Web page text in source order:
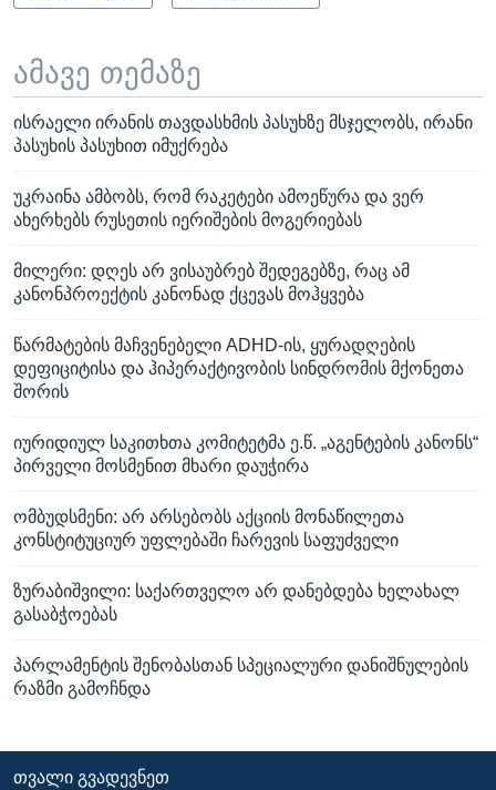
ამავე თემაზე
ისრაელი ირანის თავდასხმის პასუხზე მსჯელობს, ირანი
პასუხის პასუხით იმუქრება
უკრაინა ამბობს, რომ რაკეტები ამოეწურა და ვერ
ახერხებს რუსეთის იერიშების მოგერიებას
მილერი: დღეს არ ვისაუბრებ შედეგებზე, რაც ამ
კანონპროექტის კანონად ქცევას მოჰყვება
წარმატების მაჩვენებელი ADHD-ის, ყურადღების
დეფიციტისა და ჰიპერაქტივობის სინდრომის მქონეთა
შორის
იურიდიულ საკითხთა კომიტეტმა ე.წ. „აგენტების კანონს“
პირველი მოსმენით მხარი დაუჭირა
ომბუდსმენი: არ არსებობს აქციის მონაწილეთა
კონსტიტუციურ უფლებაში ჩარევის საფუძველი
ზურაბიშვილი: საქართველო არ დანებდება ხელახალ
გასაბჭოებას
პარლამენტის შენობასთან სპეციალური დანიშნულების
რაზმი გამოჩნდა
ᲗᲕᲐᲚᲘ ᲒᲕᲐᲓᲔᲕᲜᲔᲗ